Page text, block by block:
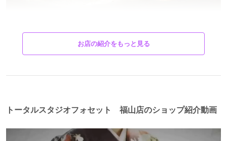
前撮り～当日お支度付き！
正統派正絹振袖 フルセットレンタル ¥77,000~
お店の紹介をもっと見る
トータルスタジオフォセット 福山店のショップ紹介動画